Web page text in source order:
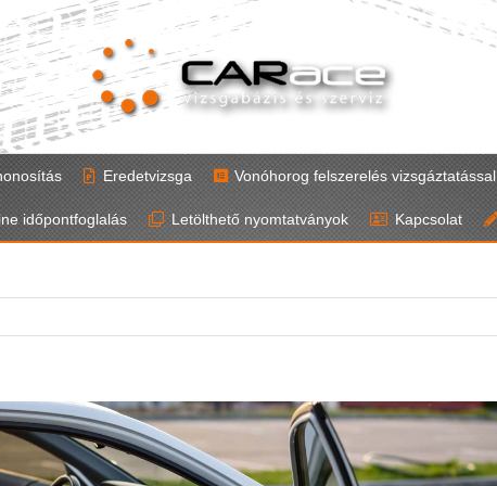
Eredetvizsga Vonóhorog felszerelés vizsgáztatással
időpontfoglalás Letölthető nyomtatványok Kapcsolat